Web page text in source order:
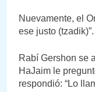
Nuevamente, el
ese justo (tzadik)”.
Rabí Gershon se
HaJaim le
respondió: “Lo